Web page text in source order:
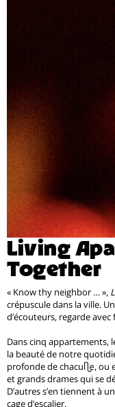
Living
Together
« Know thy neighbor … »,
crépuscule dans la ville.
d’écouteurs, regarde
Dans cinq appartements,
la beauté de notre
profonde de chacun·e,
et grands drames qui se
D’autres s’en tiennent à
cage d’escalier.